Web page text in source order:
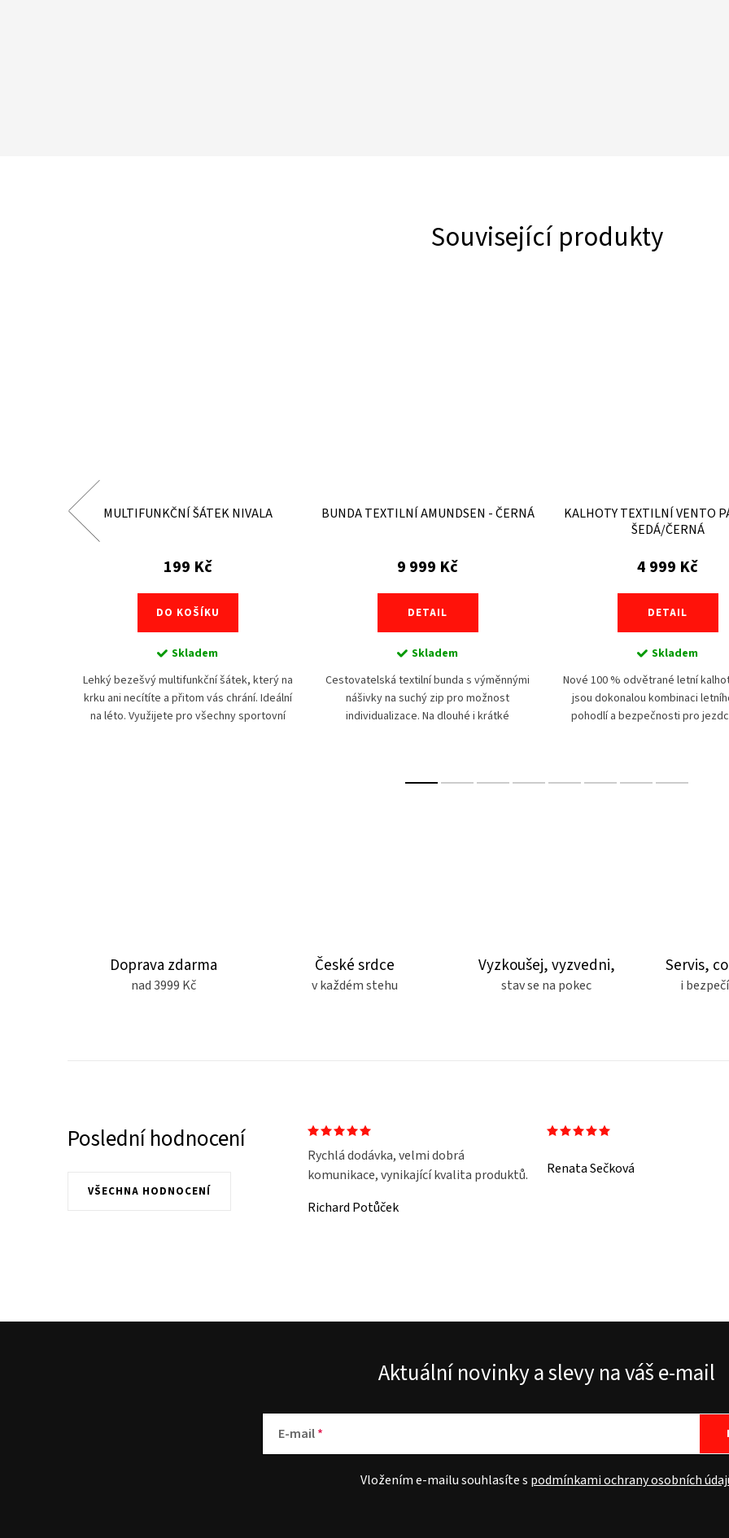
Související produkty
MULTIFUNKČNÍ ŠÁTEK NIVALA
199 Kč
DO KOŠÍKU
Skladem
Lehký bezešvý multifunkční šátek, který na
krku ani necítíte a přitom vás chrání. Ideální
na léto. Využijete pro všechny sportovní
BUNDA TEXTILNÍ AMUNDSEN - ČERNÁ
9 999 Kč
DETAIL
Skladem
Cestovatelská textilní bunda s výměnnými
nášivky na suchý zip pro možnost
individualizace. Na dlouhé i krátké
KALHOTY TEXTILNÍ VENTO
ŠEDÁ/ČERNÁ
4 999 Kč
DETAIL
Skladem
Nové 100 % odvětrané letní
jsou dokonalou kombinaci
pohodlí a bezpečnosti pro
Doprava zdarma
nad 3999 Kč
České srdce
v každém stehu
Vyzkoušej, vyzvedni,
stav se na pokec
Servis,
i
Poslední hodnocení
VŠECHNA HODNOCENÍ
Rychlá dodávka, velmi dobrá
komunikace, vynikající kvalita produktů.
Richard Potůček
Renata Sečková
Aktuální novinky a slevy na váš e-mail
E-mail
Vložením e-mailu souhlasíte s podmínkami ochrany osobních